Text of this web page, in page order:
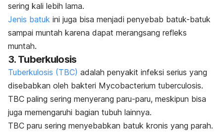
sering kali lebih lama.
Jenis batuk ini juga bisa menjadi penyebab batuk-batuk
sampai muntah karena dapat merangsang refleks
muntah.
3. Tuberkulosis
Tuberkulosis (TBC) adalah penyakit infeksi serius yang
disebabkan oleh bakteri Mycobacterium tuberculosis.
TBC paling sering menyerang paru-paru, meskipun bisa
juga memengaruhi bagian tubuh lainnya.
TBC paru sering menyebabkan batuk kronis yang parah.